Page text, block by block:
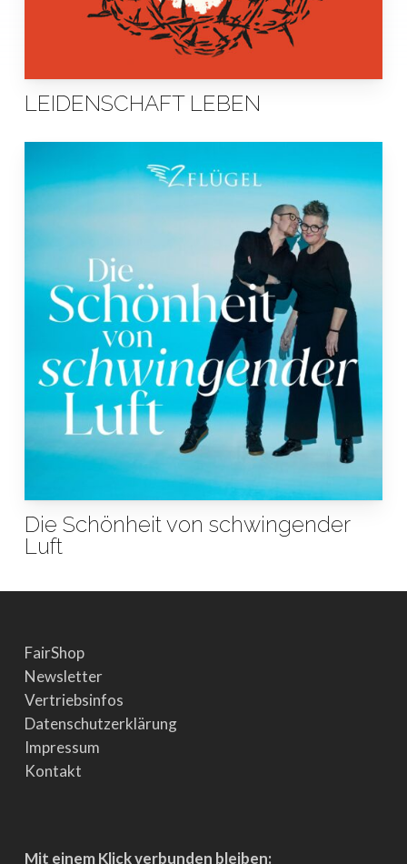
LEIDENSCHAFT LEBEN
Die Schönheit von schwingender
Luft
FairShop
Newsletter
Vertriebsinfos
Datenschutzerklärung
Impressum
Kontakt
Mit einem Klick verbunden bleiben: